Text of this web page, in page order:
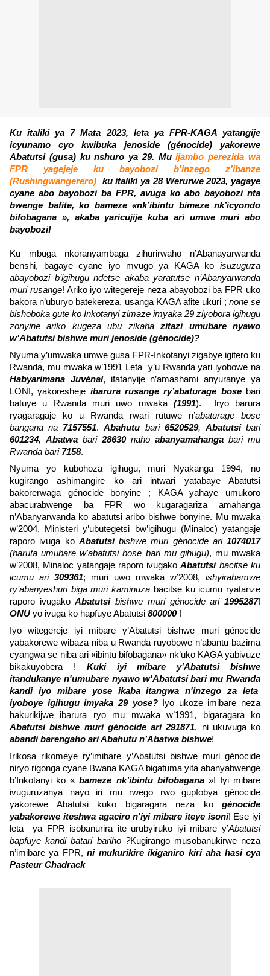
Ku italiki ya 7 Mata 2023, leta ya FPR-KAGA yatangije
icyunamo cyo kwibuka jenoside (génocide) yakorewe
Abatutsi (gusa) ku nshuro ya 29. Muijambo perezida wa
FPR yagejeje ku bayobozi b’inzego z’ibanze
(Rushingwangerero) ku italiki ya 28 Werurwe 2023, yagaye
cyane abo bayobozi ba FPR, avuga ko abo bayobozi nta
bwenge bafite, ko bameze «nk’ibintu bimeze nk’icyondo
bifobagana », akaba yaricujije kuba ari umwe muri abo
bayobozi!
Ku mbuga nkoranyambaga zihurirwaho n’Abanayarwanda
benshi, bagaye cyane iyo mvugo ya KAGA ko isuzuguza
abayobozi b’igihugu ndetse akaba yaratutse n’Abanyarwanda
muri rusange! Ariko iyo witegereje neza abayobozi ba FPR uko
bakora n’uburyo batekereza, usanga KAGA afite ukuri ; none se
bishoboka gute ko Inkotanyi zimaze imyaka 29 ziyobora igihugu
zonyine ariko kugeza ubu zikabazitazi umubare nyawo
w’Abatutsi bishwe muri jenoside (génocide)?
Nyuma y’umwaka umwe gusa FPR-Inkotanyi zigabye igitero ku
Rwanda, mu mwaka w’1991 Leta y’u Rwanda yari iyobowe na
Habyarimana Juvénal, ifatanyije n’amashami anyuranye ya
LONI, yakoresheje ibarura rusange ry’abaturage bosebari
batuye u Rwanda muri uwo mwaka (1991). Iryo barura
ryagaragaje ko u Rwanda rwari rutuwe n’abaturage bose
bangana na 7157551.Abahutu bari 6520529, Abatutsibari
601234, Abatwa bari 28630naho abanyamahanga bari mu
Rwanda bari7158.
Nyuma yo kubohoza igihugu, muri Nyakanga 1994, no
kugirango ashimangire ko ari intwari yatabaye Abatutsi
bakorerwaga génocide bonyine ; KAGA yahaye umukoro
abacurabwenge ba FPR wo kugaragariza amahanga
n’Abanyarwanda ko abatutsi aribo bishwe bonyine. Mu mwaka
w’2004, Ministeri y’ubutegetsi bw’igihugu (Minaloc) yatangaje
raporo ivuga ko Abatutsi bishwe muri génocide ari 1074017
(baruta umubare w'abatutsi bose bari mu gihugu), mu mwaka
w’2008, Minaloc yatangaje raporo ivugakoAbatutsibacitse ku
icumu ari 309361; muri uwo mwaka w’2008, ishyirahamwe
ry’abanyeshuri biga muri kaminuza bacitse ku icumu ryatanze
raporo ivugakoAbatutsibishwe muri génocide ari1995287!
ONU yo ivuga ko hapfuye Abatutsi 800000!
Iyo witegereje iyi mibare y’Abatutsi bishwe muri génocide
yabakorewe wibaza niba u Rwanda ruyobowe n’abantu bazima
cyangwa se niba ari «ibintu bifobagana» nk’uko KAGA yabivuze
bikakuyobera ! Kuki iyi mibare y’Abatutsi bishwe
itandukanye n'umubare nyawo w'Abatutsi bari mu Rwanda
kandi iyo mibare yose ikaba itangwa n'inzego za leta
iyoboye igihugu imyaka 29 yose?
Iyo ukoze imibare neza
hakurikijwe ibarura ryo mu mwaka w’1991, bigaragara ko
Abatutsi bishwe muri génocide ari 291871, ni ukuvuga ko
abandi barengaho ari Abahutu n’Abatwa bishwe!
Irikosa rikomeye ry’imibare y’Abatutsi bishwe muri génocide
niryo rigonga cyane Bwana KAGA bigatuma yita abanyabwenge
b’Inkotanyi ko «bameze nk’ibintu bifobagana »! Iyi mibare
ivuguruzanya nayo iri mu rwego rwo gupfobya génocide
yakorewe Abatutsi kuko bigaragara neza ko génocide
yabakorewe iteshwa agaciro n'iyi mibare iteye isoni! Ese iyi
leta ya FPR isobanurira ite urubyiruko iyi mibare y’Abatutsi
bapfuye kandi batari bariho ?Kugirango musobanukirwe neza
n’imibare ya FPR,ni mukurikire ikiganiro kiri aha hasi cya
Pasteur Chadrack